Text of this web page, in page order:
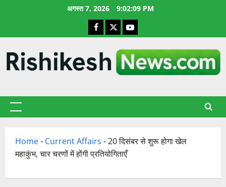
अगस्त 7, 2026 9:02:10 PM
Facebook
X YouTube
प्राथमिक
Home- Current Affairs -20 दिसंबर से शुरू होगा खेल
महाकुंभ, चार चरणों में होंगी प्रतियोगिताएँ